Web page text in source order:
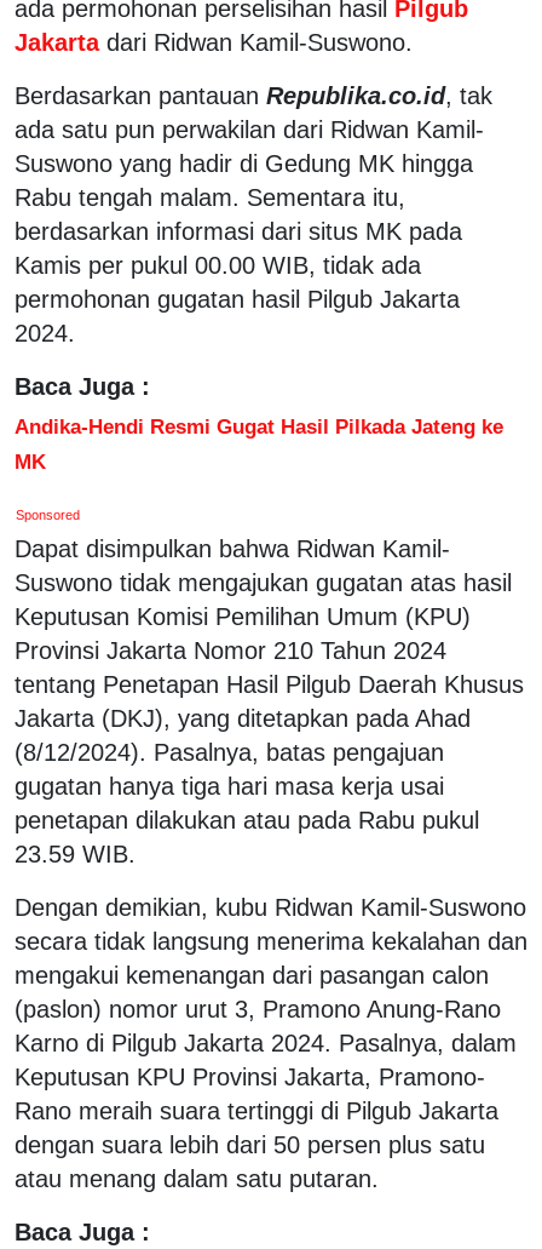
ada permohonan perselisihan hasil Pilgub
Jakarta dari Ridwan Kamil-Suswono.
Berdasarkan pantauan Republika.co.id, tak
ada satu pun perwakilan dari Ridwan Kamil-
Suswono yang hadir di Gedung MK hingga
Rabu tengah malam. Sementara itu,
berdasarkan informasi dari situs MK pada
Kamis per pukul 00.00 WIB, tidak ada
permohonan gugatan hasil Pilgub Jakarta
2024.
Baca Juga :
Andika-Hendi Resmi Gugat Hasil Pilkada Jateng ke
MK
Sponsored
Dapat disimpulkan bahwa Ridwan Kamil-
Suswono tidak mengajukan gugatan atas hasil
Keputusan Komisi Pemilihan Umum (KPU)
Provinsi Jakarta Nomor 210 Tahun 2024
tentang Penetapan Hasil Pilgub Daerah Khusus
Jakarta (DKJ), yang ditetapkan pada Ahad
(8/12/2024). Pasalnya, batas pengajuan
gugatan hanya tiga hari masa kerja usai
penetapan dilakukan atau pada Rabu pukul
23.59 WIB.
Dengan demikian, kubu Ridwan Kamil-Suswono
secara tidak langsung menerima kekalahan dan
mengakui kemenangan dari pasangan calon
(paslon) nomor urut 3, Pramono Anung-Rano
Karno di Pilgub Jakarta 2024. Pasalnya, dalam
Keputusan KPU Provinsi Jakarta, Pramono-
Rano meraih suara tertinggi di Pilgub Jakarta
dengan suara lebih dari 50 persen plus satu
atau menang dalam satu putaran.
Baca Juga :